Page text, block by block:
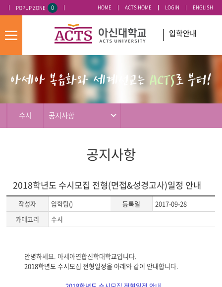
오늘 하루 이 창 열지 않기
POPUP ZONE 0 HOME ACTS HOME LOGIN ENGLISH
모
뉴
입학안내
수시 공지사항
공지사항
2018학년도 수시모집 전형(면접&성경고사)일정 안내
작성자 입학팀() 등록일
2017-09-28
카테고리
수시
시
글
안녕하세요. 아세아연합신학대학교입니다.
2018학년도 수시모집 전형일정을 아래와 같이 안내합니다.